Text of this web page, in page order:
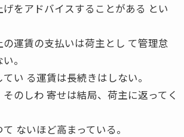
をアドバイスすることがある とい
運賃の支払いは荷主とし て管理怠
。
い る運賃は長続きはしない。
のしわ 寄せは結局、荷主に返ってく
ないほど高まっている。